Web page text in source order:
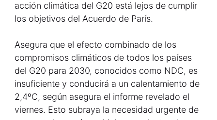
acción climática del G20 está lejos de cumplir
los objetivos del Acuerdo de París.
Asegura que el efecto combinado de los
compromisos climáticos de todos los países
del G20 para 2030, conocidos como NDC, es
insuficiente y conducirá a un calentamiento de
2,4ºC, según asegura el informe revelado el
viernes. Esto subraya la necesidad urgente de